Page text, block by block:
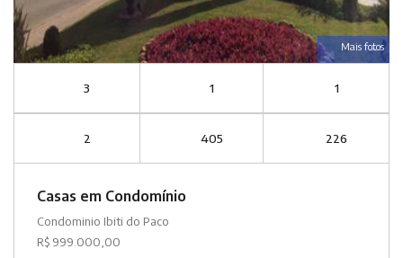
Mais fotos
3 1 1
2 405 226
Casas em Condomínio
Condominio Ibiti do Paco
R$ 999.000,00